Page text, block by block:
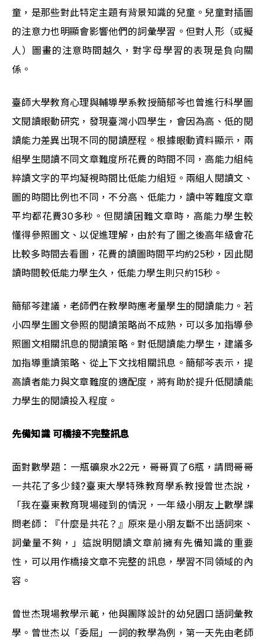
童，是那些對此特定主題有背景知識的兒童。兒童對插圖
的注意力也明顯會影響他們的詞彙學習。但對人形（或擬
人）圖畫的注意時間越久，對字母學習的表現是負向關
係。
臺師大學教育心理與輔導學系教授簡郁芩也曾進行科學圖
文閱讀眼動研究，發現臺灣小四學生，會因為高、低的閱
讀能力差異出現不同的閱讀歷程。根據眼動資料顯示，兩
組學生閱讀不同文章難度所花費的時間不同，高能力組純
粹讀文字的平均凝視時間比低能力組短。兩組人閱讀文、
圖的時間比例也不同，不分高、低能力，讀中等難度文章
平均都花費30多秒。但閱讀困難文章時，高能力學生較
懂得參照圖文、以促進理解，由於有了圖之後高年級會花
比較多時間去看圖，花費的讀圖時間平均約25秒，因此閱
讀時間較低能力學生久，低能力學生則只約15秒。
簡郁芩建議，老師們在教學時應考量學生的閱讀能力。若
小四學生圖文參照的閱讀策略尚不成熟，可以多加指導參
照圖文相關訊息的閱讀策略。對低閱讀能力學生，建議多
加指導重讀策略、從上下文找相關訊息。簡郁芩表示，提
高讀者能力與文章難度的適配度，將有助於提升低閱讀能
力學生的閱讀投入程度。
先備知識 可橋接不完整訊息
面對數學題：一瓶礦泉水22元，哥哥買了6瓶，請問哥哥
一共花了多少錢?臺東大學特殊教育學系教授曾世杰說，
「我在臺東教育現場碰到的情況，一年級小朋友上數學課
問老師：『什麼是共花？』原來是小朋友斷不出語詞來、
詞彙量不夠，」這說明閱讀文章前擁有先備知識的重要
性，可以用作橋接文章不完整的訊息，學習不同領域的內
容。
曾世杰現場教學示範，他與團隊設計的幼兒園口語詞彙教
學。曾世杰以「委屈」一詞的教學為例，第一天先由老師